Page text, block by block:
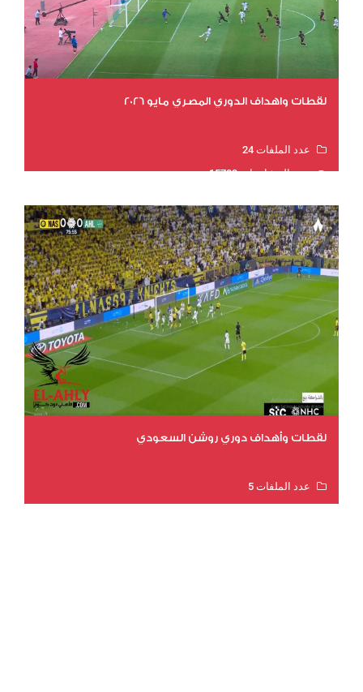
لقطات واهداف الدوري المصري مايو 2026
عدد الملفات 24
عدد المشاهدات 15703
لقطات وأهداف دوري روشن السعودي
عدد الملفات 5